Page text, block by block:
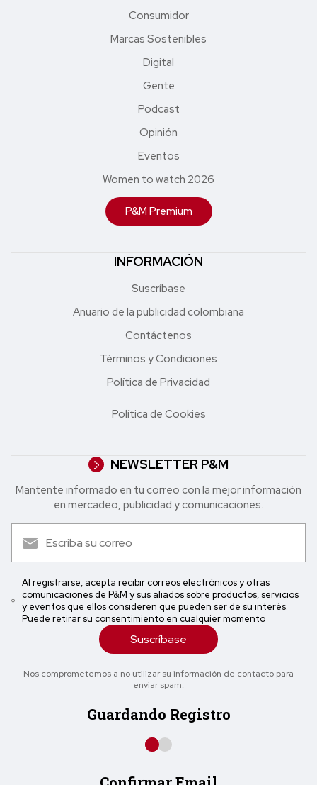
Consumidor
Marcas Sostenibles
Digital
Gente
Podcast
Opinión
Eventos
Women to watch 2026
P&M Premium
INFORMACIÓN
Suscríbase
Anuario de la publicidad colombiana
Contáctenos
Términos y Condiciones
Política de Privacidad
Política de Cookies
NEWSLETTER P&M
Mantente informado en tu correo con la mejor in formación
en mercadeo, publicidad y comunicaciones.
Al registrarse, acepta recibir correos electrónicos y otras
comunicaciones de P&M y sus aliados sobre productos, servicios
y eventos que ellos consideren que pueden ser de su interés.
Puede retirar su consentimiento en cualquier momento
Suscríbase
Nos comprometemos a no utilizar su información de contacto para
enviar spam.
Guardando Registro